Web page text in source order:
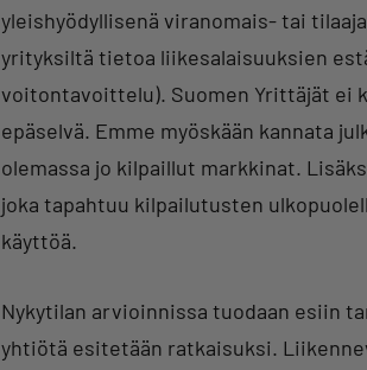
yleishyödyllisenä viranomais- tai
yrityksiltä tietoa liikesalaisuuksien
voitontavoittelu). Suomen Yrittäjät ei
epäselvä. Emme myöskään kannata
olemassa jo kilpaillut markkinat.
joka tapahtuu kilpailutusten
käyttöä.
Nykytilan arvioinnissa tuodaan esiin
yhtiötä esitetään ratkaisuksi.